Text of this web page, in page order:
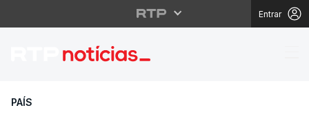
Entrar
PSP recebeu 853
PAÍS